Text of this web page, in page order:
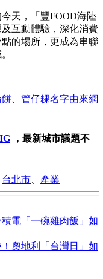
天，「豐FOOD海陸
互動體驗，深化消費
的場所，更成為串聯
、管仔粿名字由來網
IG ，最新城市議題不
台北市 產業
電「一碗雞肉飯」如
奧地利「台灣日」如